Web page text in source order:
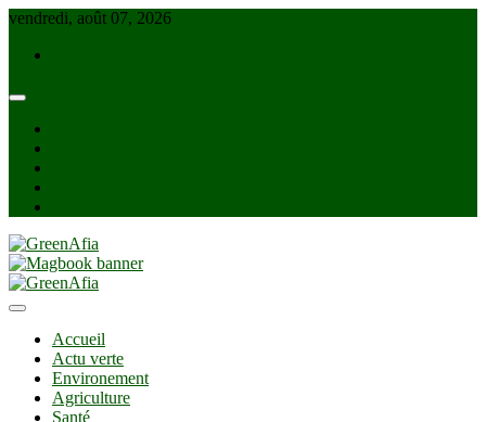
Skip
content
vendredi, août 07, 2026
GreenAfia
Accueil
Actu verte
Environement
Agriculture
Santé